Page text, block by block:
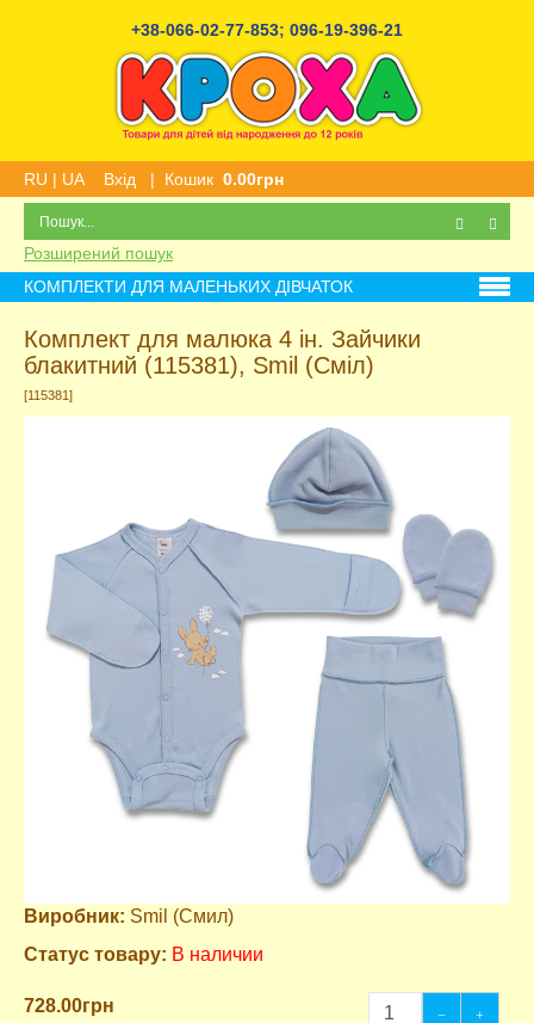
+38-066-02-77-853; 096-19-396-21
RU | UA Вхід | Кошик 0.00грн
Розширений пошук
КОМПЛЕКТИ ДЛЯ МАЛЕНЬКИХ ДІВЧАТОК
Комплект для малюка 4 ін. Зайчики
блакитний (115381), Smil (Сміл)
[115381]
Виробник: Smil (Смил)
Статус товару: В наличии
728.00грн